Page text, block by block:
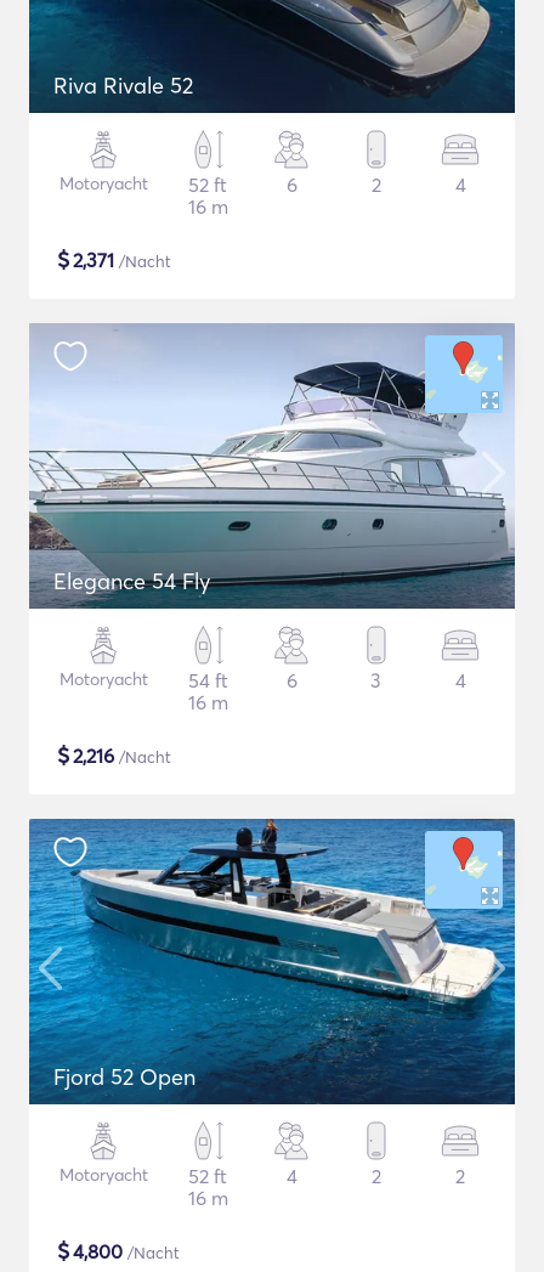
Riva Rivale 52
Motoryacht
52 ft
16 m
6 2 4
$2,371 /Nacht
Elegance 54 Fly
Motoryacht
54 ft
16 m
6 3 4
$2,216 /Nacht
Fjord 52 Open
Motoryacht
52 ft
16 m
4 2 2
$4,800 /Nacht